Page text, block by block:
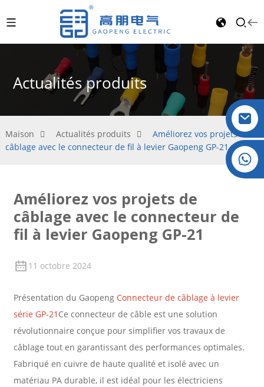
Cristal : +86 19032081821
Actualités produits
Maison Actualités produits
Améliorez vos projets de
câblage avec le connecteur de fil à levier Gaopeng GP-21
Améliorez vos projets de
câblage avec le connecteur de
fil à levier Gaopeng GP-21
11 octobre 2024
Présentation du Gaopeng Connecteur de câblage à levier
série GP-21 Ce connecteur de câble est une solution
révolutionnaire conçue pour simplifier vos travaux de
câblage tout en garantissant des performances optimales.
Fabriqué en cuivre de haute qualité et isolé avec un
matériau PA durable, il est idéal pour les électriciens